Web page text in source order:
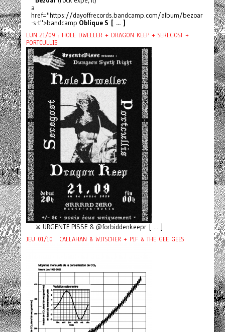
a
href="https://dayoffrecords.bandcamp.com/album/bezoar
-s-t">bandcamp Oblique S [ ... ]
LUN 21/09 : HOLE DWELLER + DRAGON KEEP + SEREGOST +
PORTCULLIS
⚔️ URGENTE PISSE & @forbiddenkeepr [ ... ]
JEU 01/10 : CALLAHAN & WITSCHER + PIF & THE GEE GEES